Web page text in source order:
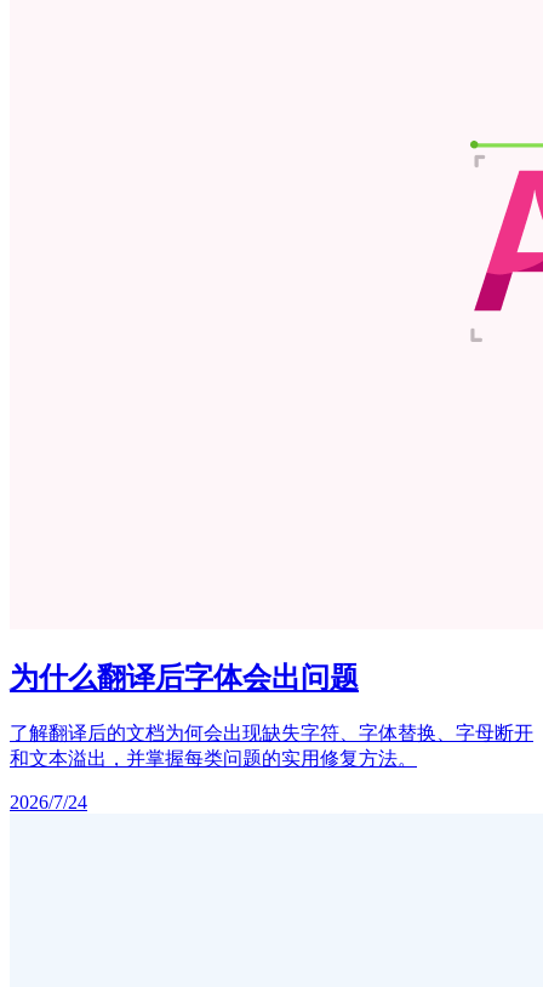
为什么翻译后字体会出问题
了解翻译后的文档为何会出现缺失字符、字体替换、字母断开
和文本溢出，并掌握每类问题的实用修复方法。
2026/7/24